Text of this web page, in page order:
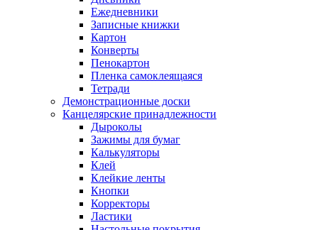
Ежедневники
Записные книжки
Картон
Конверты
Пенокартон
Пленка самоклеящаяся
Тетради
Демонстрационные доски
Канцелярские принадлежности
Дыроколы
Зажимы для бумаг
Калькуляторы
Клей
Клейкие ленты
Кнопки
Корректоры
Ластики